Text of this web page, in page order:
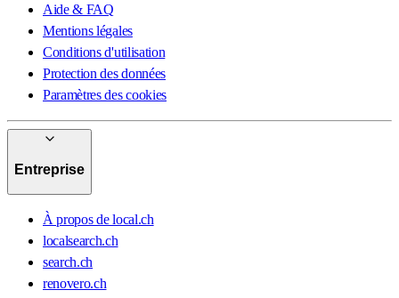
Aide & FAQ
Mentions légales
Conditions d'utilisation
Protection des données
Paramètres des cookies
Entreprise
À propos de local.ch
localsearch.ch
search.ch
renovero.ch